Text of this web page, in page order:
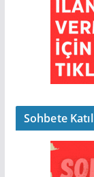
Sohbete Katıl